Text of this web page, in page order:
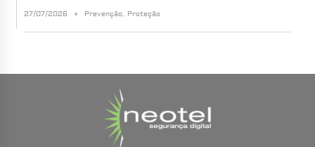
27/07/2026 Prevenção Proteção